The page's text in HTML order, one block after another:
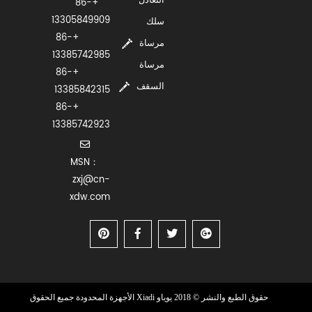
سلك
مرساة
مرساة
السقف
+86-
13305849909
+86-
13385742985
+86-
13385842315
+86-
13385742923
MSN：
zxj@cn-
xdw.com
حقوق الطبع والنشر © 2018 يوياو Xiadi الأجهزة المحدودة جميع الحقوق